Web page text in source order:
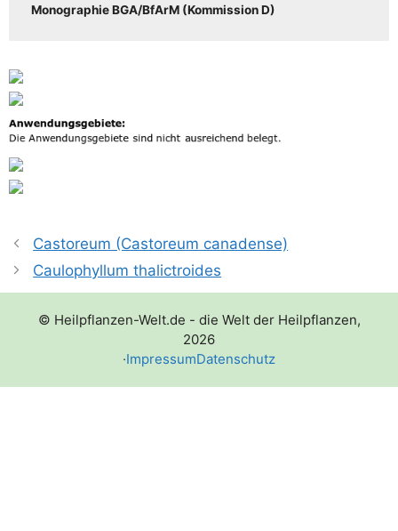
Mono­gra­phie BGA/​​BfArM (Kom­mis­si­on D)
Castoreum (Castoreum canadense)
Caulophyllum thalictroides
© Heilpflanzen-Welt.de - die Welt der Heilpflanzen,
2026
·ImpressumDatenschutz